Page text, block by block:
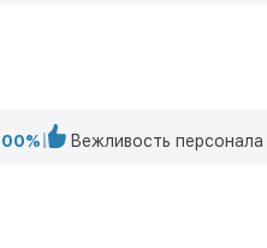
Вежливость персонала